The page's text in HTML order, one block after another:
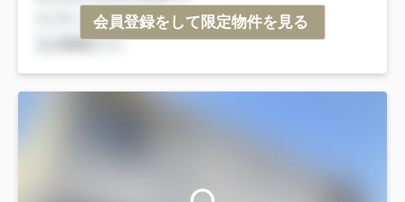
会員登録をして限定物件を見る